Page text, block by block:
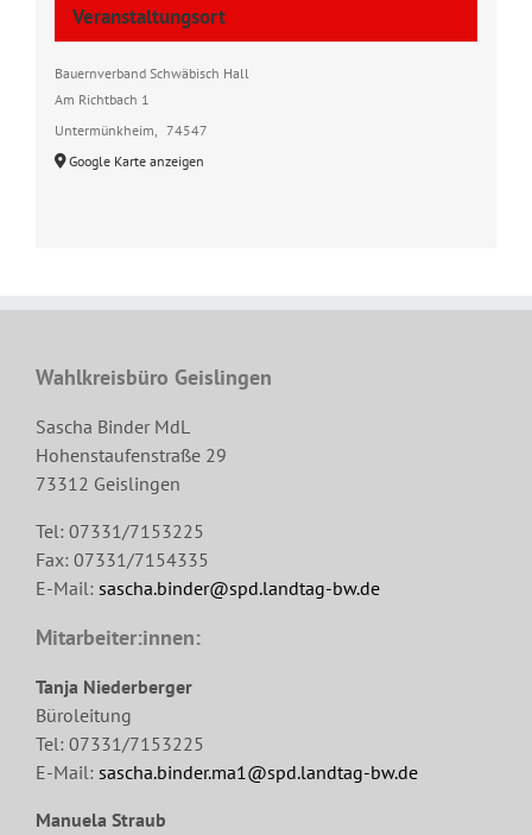
Veranstaltungsort
Bauernverband Schwäbisch Hall
Am Richtbach 1
Untermünkheim
74547
Google Karte anzeigen
Wahlkreisbüro Geislingen
Sascha Binder MdL
Hohenstaufenstraße 29
73312 Geislingen
Tel: 07331/7153225
Fax: 07331/7154335
E-Mail: sascha.binder@spd.landtag-bw.de
Mitarbeiter:innen:
Tanja Niederberger
Büroleitung
Tel: 07331/7153225
E-Mail: sascha.binder.ma1@spd.landtag-bw.de
Manuela Straub